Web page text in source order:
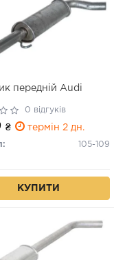
передній Audi
0 відгуків
₴ термін 2 дн.
105-109
КУПИТИ